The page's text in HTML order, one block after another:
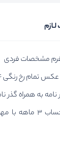
مشخصات فردی
به همراه گذر
پرینت حساب 3